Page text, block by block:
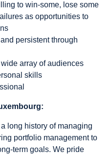
to win-some, lose some
as opportunities to
persistent through
array of audiences
skills
long history of managing
portfolio management to
term goals. We pride